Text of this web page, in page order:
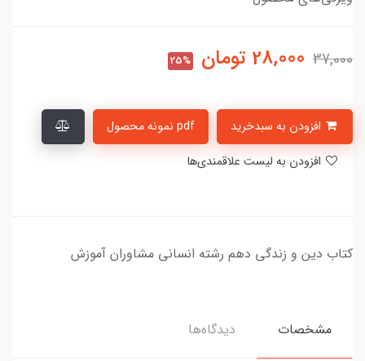
37,000
28,000 تومان 25%
pdf نمونه محصول
کتاب دین و زندگی دهم رشته انسانی مشاوران آموزش
مشخصات دیدگاه‌ها